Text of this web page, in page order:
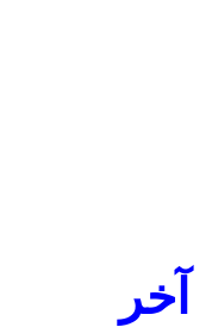
آخر